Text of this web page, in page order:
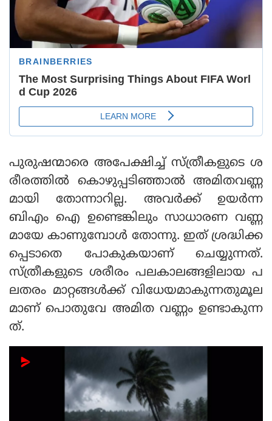
പുരുഷന്മാരെ അപേക്ഷിച്ച് സ്ത്രീകളുടെ ശ
രീരത്തില്‍ കൊഴുപ്പടിഞ്ഞാല്‍ അമിതവണ്ണ
മായി തോന്നാറില്ല. അവര്‍ക്ക് ഉയര്‍ന്ന
ബിഎം ഐ ഉണ്ടെങ്കിലും സാധാരണ വണ്ണ
മായേ കാണുമ്പോള്‍ തോന്നു. ഇത് ശ്രദ്ധിക്ക
പ്പെടാതെ പോകുകയാണ് ചെയ്യുന്നത്.
സ്ത്രീകളുടെ ശരീരം പലകാലങ്ങളിലായ പ
ലതരം മാറ്റങ്ങള്‍ക്ക് വിധേയമാകുന്നതുമൂല
മാണ് പൊതുവേ അമിത വണ്ണം ഉണ്ടാകുന്ന
ത്.